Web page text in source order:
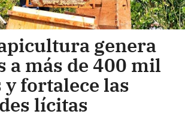
genera
a más de 400 mil
fortalece las
lícitas